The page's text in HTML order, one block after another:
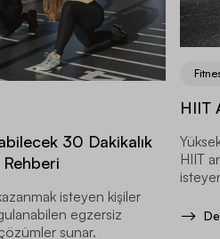
30 Dakikalık
isteyen kişiler
egzersiz
sunar.
HIIT
HIIT